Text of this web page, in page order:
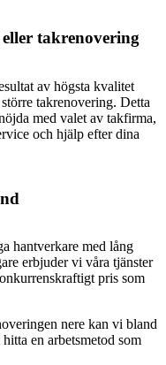
takrenovering
av högsta kvalitet
takrenovering. Detta
med valet av takfirma,
och hjälp efter dina
hantverkare med lång
erbjuder vi våra tjänster
pris som
nere kan vi bland
en arbetsmetod som